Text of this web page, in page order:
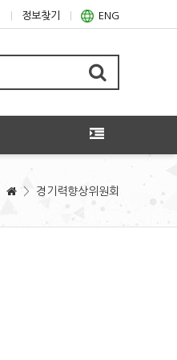
정보찾기 ENG
> 경기력향상위원회